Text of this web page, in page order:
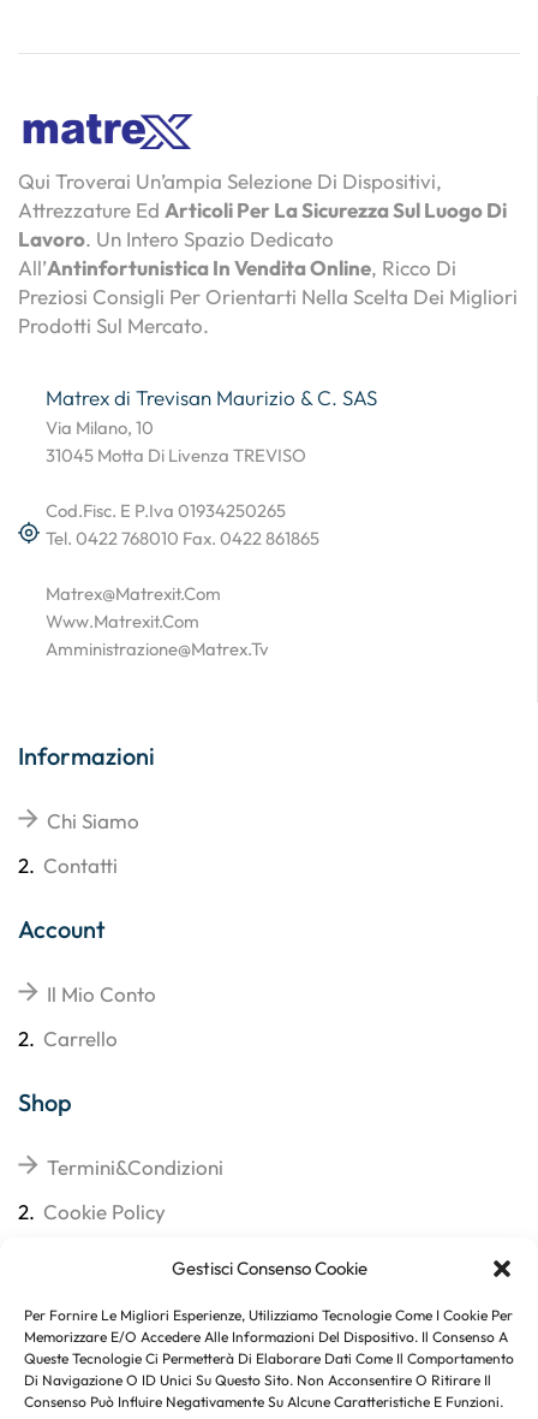
Gestisci Consenso Cookie
Per Fornire Le Migliori Esperienze, Utilizziamo Tecnologie Come I Cookie Per
Memorizzare E/o Accedere Alle Informazioni Del Dispositivo. Il Consenso A
Queste Tecnologie Ci Permetterà Di Elaborare Dati Come Il Comportamento
Di Navigazione O ID Unici Su Questo Sito. Non Acconsentire O Ritirare Il
Consenso Può Influire Negativamente Su Alcune Caratteristiche E Funzioni.
Qui Troverai Un’ampia Selezione Di Dispositivi,
Attrezzature Ed Articoli Per La Sicurezza Sul Luogo Di
Lavoro. Un Intero Spazio Dedicato
All’Antinfortunistica In Vendita Online, Ricco Di
Preziosi Consigli Per Orientarti Nella Scelta Dei Migliori
Prodotti Sul Mercato.
Matrex di Trevisan Maurizio & C. SAS
Via Milano, 10
31045 Motta Di Livenza TREVISO
Cod.Fisc. E P.Iva 01934250265
Tel. 0422 768010 Fax. 0422 861865
Matrex@matrexit.com
Www.matrexit.com
Amministrazione@matrex.tv
Informazioni
Chi Siamo
2. Contatti
Account
Il Mio Conto
2. Carrello
Shop
Termini&Condizioni
2. Cookie Policy